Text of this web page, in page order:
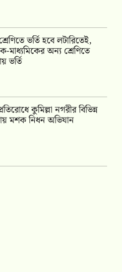
ভর্তি হবে লটারিতেই,
মাধ্যমিকের অন্য শ্রেণিতে
ভর্তি
কুমিল্লা নগরীর বিভিন্ন
মশক নিধন অভিযান